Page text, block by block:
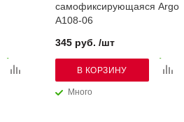
самофиксирующаяся Argo
А108-06
Много
345 руб. /шт
В КОРЗИНУ